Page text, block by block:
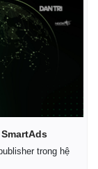
trong hệ